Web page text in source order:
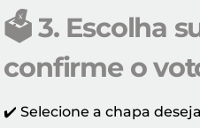
🗳️3. Escolha
confirme o
✔️ Selecione a chapa